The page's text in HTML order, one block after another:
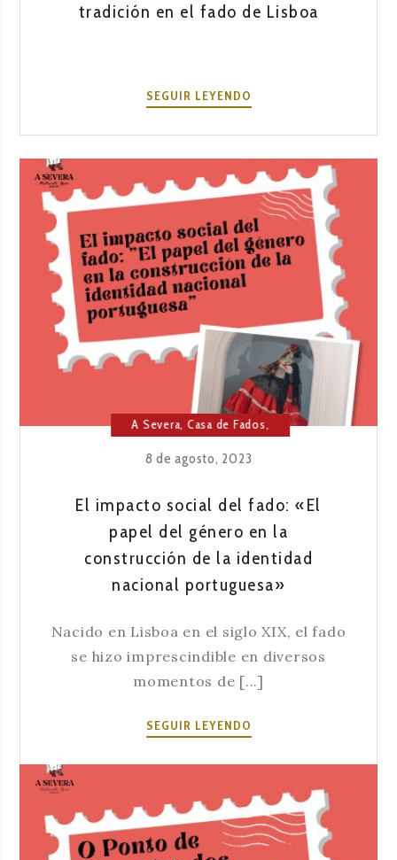
tradición en el fado de Lisboa
SEGUIR LEYENDO
CUATRO
GENERACIONES
DE
TRADICIÓN
EN
EL
FADO
A Severa,Casa de Fados,
8 de agosto, 2023
El impacto social del fado: «El
papel del género en la
construcción de la identidad
nacional portuguesa»
Nacido en Lisboa en el siglo XIX, el fado
se hizo imprescindible en diversos
momentos de [...]
SEGUIR LEYENDO
SOCIAL
FADO:
«EL
PAPEL